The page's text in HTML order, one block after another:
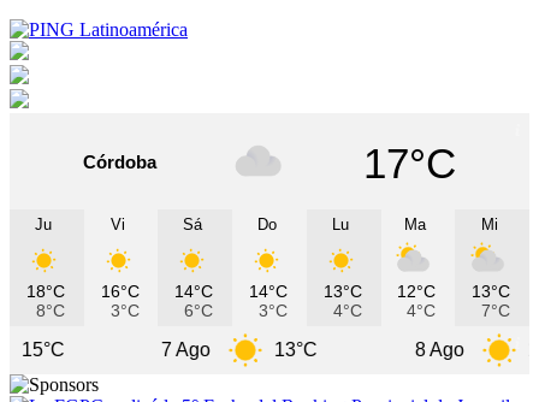
Córdoba 17°C
Ju
18°C
8°C
Vi
16°C
3°C
Sá
14°C
6°C
Do
14°C
3°C
Lu
13°C
4°C
Ma
12°C
4°C
Mi
13°C
7°C
13°C 11°C